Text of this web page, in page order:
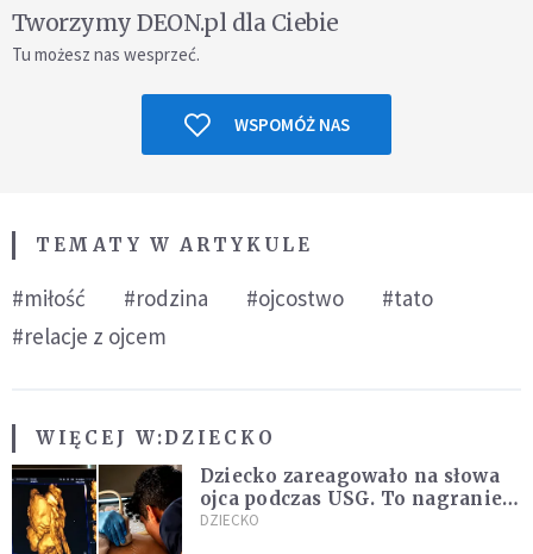
Tworzymy DEON.pl dla Ciebie
Tu możesz nas wesprzeć.
WSPOMÓŻ NAS
TEMATY W ARTYKULE
#miłość #rodzina #ojcostwo
#tato
#relacje z ojcem
WIĘCEJ W:DZIECKO
Dziecko zareagowało na słowa
ojca podczas USG. To nagranie
podbija sieć
DZIECKO